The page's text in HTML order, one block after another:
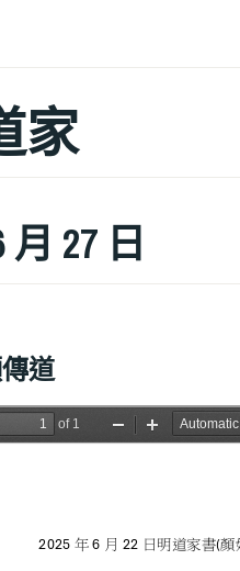
家
月 27 日
道